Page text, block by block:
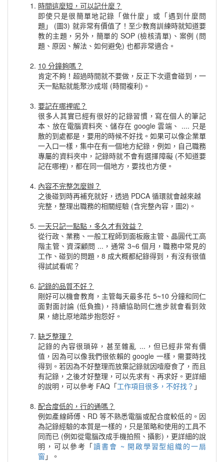
時間這麼短，可以記什麼？
即使只是很簡單地記錄「做什麼」或「遇到什麼問
題」 (圖3) 就非常有價值了！至少教育訓練時就知道要
教的主題，另外，簡單的 SOP (檢核清單)、案例 (問
題、原因、解法、如何避免) 也都非常適合。
10 分鐘夠嗎？
肯定不夠！超過時間就不要做，反正下次還會碰到，一
天一點點就能聚沙成塔 (時間複利)。
要記在哪裡呢？
很多人其實已經有很好的記錄習慣，寫在個人的筆記
本、放在電腦資料夾、儲存在 google 雲端、 .... 只是
散的到處都是，要用的時候不好找。如果可以像企業單
一入口一樣，集中在有一個地方紀錄，例如，自己職務
專屬的資料夾中，記錄時就不會有選擇障礙 (不知道要
記在哪裡)，都在同一個地方，要找也方便。
內容不完整怎麼辦？
之後碰到時再補充就好，透過 PDCA 循環就會越來越
完整，整理出職務的相關經驗 (含完整內容，圖2)。
一天只記一點點，多久才有效益？
從行政、業務、一般工程師到面板廠主管、晶圓代工高
階主管、資深顧問 ...，通常 3~6 個月，職務中常見的
工作、碰到的問題，8 成大概都紀錄得到，有沒有很值
得試試看呢？
記錄的品質不好？
剛好可以機會教育，主管每天最多花 5~10 分鐘和同仁
面對面討論 (低負擔)，持續協助同仁進步就會看到效
果，總比原地踏步抱怨好。
缺乏整理？
記錄的內容很瑣碎，甚至雜亂 ...，但已經非常有價
值，因為可以像我們很依賴的 google 一樣，需要時找
得到。若因為不好整理而放棄記錄就因噎廢食了，而且
有記錄，之後才好整理，可以先求有、再求好。更詳細
的說明，可以參考 FAQ「工作項目很多，不好找？ 」
配合度低的，行的通嗎？
例如產線師傅、RD 等不熟悉電腦或配合度較低的。因
為記錄經驗的本質是一樣的，只是策略和使用的工具不
同而已 (例如從電腦改成手機拍照、攝影)，更詳細的說
明，可以參考「讀書會 ~ 開啟學習型組織的一扇
窗」。